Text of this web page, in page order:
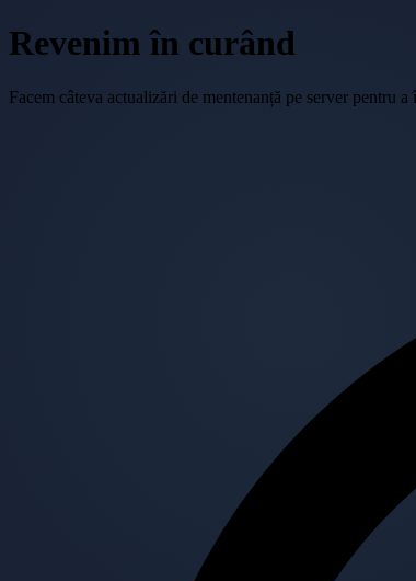
Revenim în curând
Facem câteva actualizări de mentenanță pe server pentru